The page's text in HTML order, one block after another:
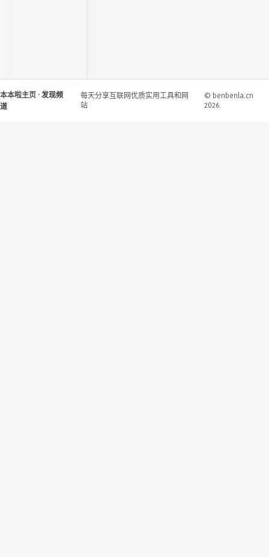
本本啦主页 · 发现频
道
每天分享互联网优质实用工具和网
站
© benbenla.cn
2026